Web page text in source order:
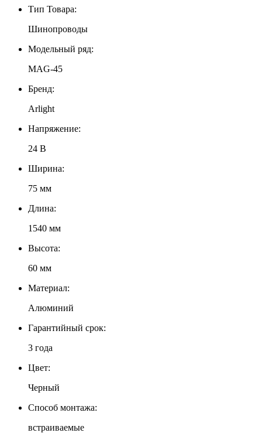
Тип Товара:
Шинопроводы
Модельный ряд:
MAG-45
Бренд:
Arlight
Напряжение:
24 В
Ширина:
75 мм
Длина:
1540 мм
Высота:
60 мм
Материал:
Алюминий
Гарантийный срок:
3 года
Цвет:
Черный
Способ монтажа:
встраиваемые